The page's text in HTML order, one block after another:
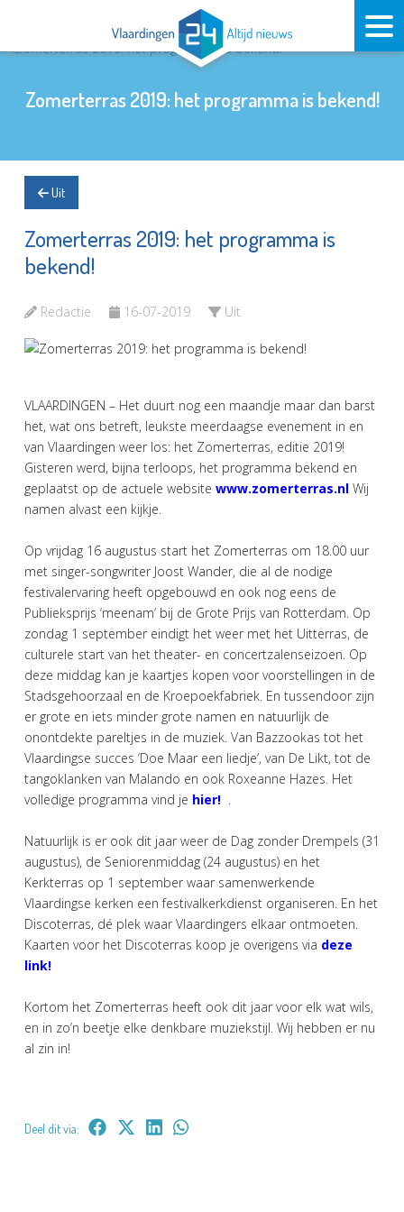
Zomerterras 2019: het programma is bekend!
Uit
Zomerterras 2019: het programma is
bekend!
Redactie 16-07-2019 Uit
VLAARDINGEN – Het duurt nog een maandje maar dan barst
het, wat ons betreft, leukste meerdaagse evenement in en
van Vlaardingen weer los: het Zomerterras, editie 2019!
Gisteren werd, bijna terloops, het programma bekend en
geplaatst op de actuele website www.zomerterras.nl Wij
namen alvast een kijkje.
Op vrijdag 16 augustus start het Zomerterras om 18.00 uur
met singer-songwriter Joost Wander, die al de nodige
festivalervaring heeft opgebouwd en ook nog eens de
Publieksprijs ‘meenam’ bij de Grote Prijs van Rotterdam. Op
zondag 1 september eindigt het weer met het Uitterras, de
culturele start van het theater- en concertzalenseizoen. Op
deze middag kan je kaartjes kopen voor voorstellingen in de
Stadsgehoorzaal en de Kroepoekfabriek. En tussendoor zijn
er grote en iets minder grote namen en natuurlijk de
onontdekte pareltjes in de muziek. Van Bazzookas tot het
Vlaardingse succes ‘Doe Maar een liedje’, van De Likt, tot de
tangoklanken van Malando en ook Roxeanne Hazes. Het
volledige programma vind je hier!
Natuurlijk is er ook dit jaar weer de Dag zonder Drempels (31
augustus), de Seniorenmiddag (24 augustus) en het
Kerkterras op 1 september waar samenwerkende
Vlaardingse kerken een festivalkerkdienst organiseren. En het
Discoterras, dé plek waar Vlaardingers elkaar ontmoeten.
Kaarten voor het Discoterras koop je overigens via deze
link!
Kortom het Zomerterras heeft ook dit jaar voor elk wat wils,
en in zo’n beetje elke denkbare muziekstijl. Wij hebben er nu
al zin in!
Deel dit via: